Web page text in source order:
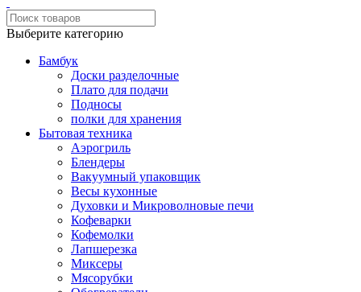
Выберите категорию
Бамбук
Доски разделочные
Плато для подачи
Подносы
полки для хранения
Бытовая техника
Аэрогриль
Блендеры
Вакуумный упаковщик
Весы кухонные
Духовки и Микроволновые печи
Кофеварки
Кофемолки
Лапшерезка
Миксеры
Мясорубки